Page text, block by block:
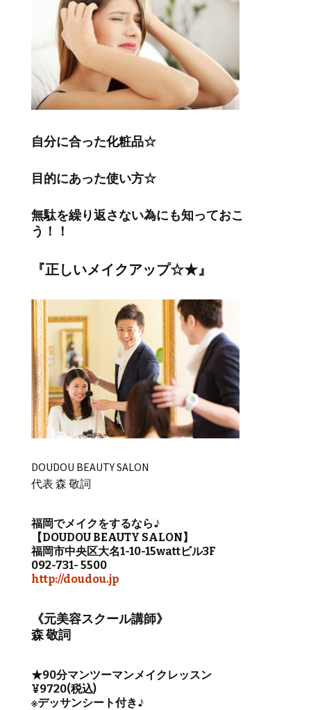
自分に合った化粧品☆
目的にあった使い方☆
無駄を繰り返さない為にも知っておこ
う！！
『正しいメイクアップ☆★』
DOUDOU BEAUTY SALON
代表 森 敬詞
福岡でメイクをするなら♪
【DOUDOU BEAUTY SALON】
福岡市中央区大名1-10-15wattビル3F
092-731- 5500
http://doudou.jp
《元美容スクール講師》
森 敬詞
★90分マンツーマンメイクレッスン
¥9720(税込)
※デッサンシート付き♪